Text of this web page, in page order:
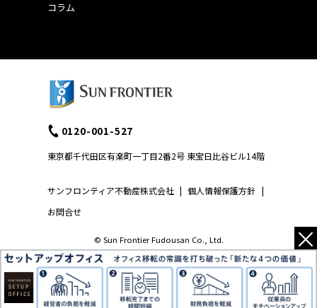
コラム
サンフロンティア不動産株式会社 | 個人情報保護方針 |
お問合せ
0120-001-527
東京都千代田区有楽町一丁目2番2号 東宝日比谷ビル14階
© Sun Frontier Fudousan Co., Ltd. ×